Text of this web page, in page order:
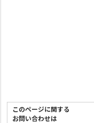
このページに関する
お問い合わせは